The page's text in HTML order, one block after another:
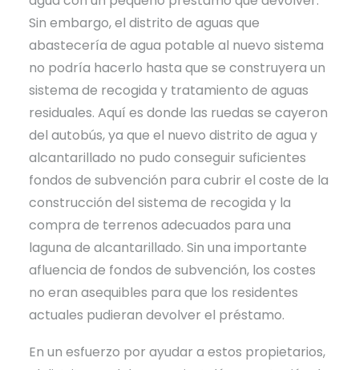
Sin embargo, el distrito de aguas que
abastecería de agua potable al nuevo sistema
no podría hacerlo hasta que se construyera un
sistema de recogida y tratamiento de aguas
residuales. Aquí es donde las ruedas se cayeron
del autobús, ya que el nuevo distrito de agua y
alcantarillado no pudo conseguir suficientes
fondos de subvención para cubrir el coste de la
construcción del sistema de recogida y la
compra de terrenos adecuados para una
laguna de alcantarillado. Sin una importante
afluencia de fondos de subvención, los costes
no eran asequibles para que los residentes
actuales pudieran devolver el préstamo.
En un esfuerzo por ayudar a estos propietarios,